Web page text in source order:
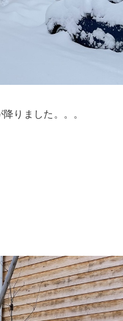
りました。。。